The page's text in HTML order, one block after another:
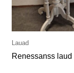
Lauad
Renessanss laud